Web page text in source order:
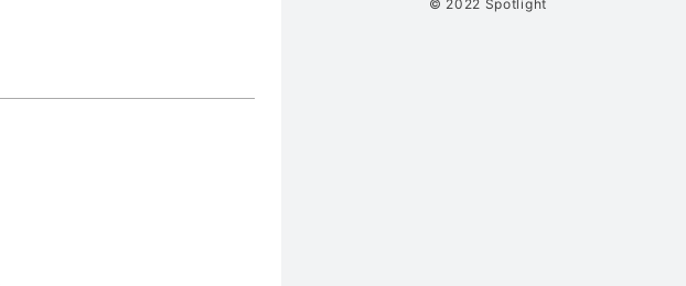
© 2022 Spotlight